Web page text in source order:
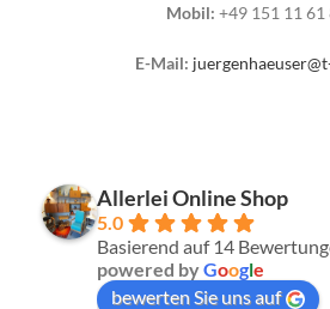
Mobil: +49 151 11 61
E-Mail:
Allerlei Online Shop
5.0
Basierend auf 14
powered byGoogle
bewerten Sie uns auf